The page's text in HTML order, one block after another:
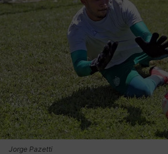
Jorge Pazetti